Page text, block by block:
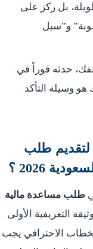
بل ركز على
و”سبل
حدثه فوراً في
وسيلة التأكد
طلب
2026 ؟
طلب مساعدة مالية
التعريفية الأولى
الاحترافي يجب